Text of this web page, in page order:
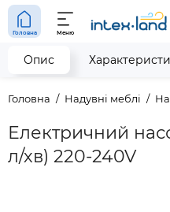
Головна Меню
Головна Надувні меблі
Електричний
л/хв) 220-240V
Опис